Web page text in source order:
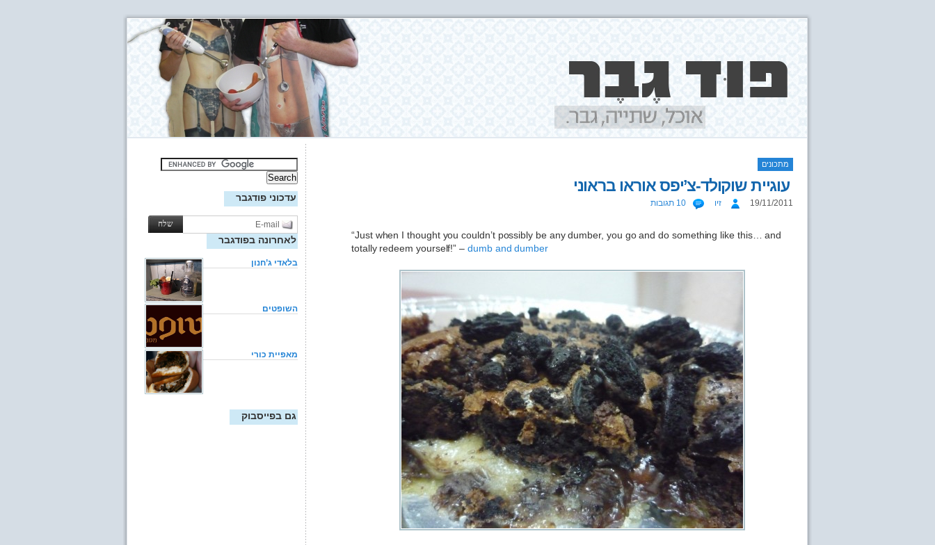
מתכונים
עוגיית שוקולד-צ’יפס אוראו בראוני
19/11/2011 זיו 10 תגובות
“Just when I thought you couldn’t possibly be any dumber, you go and do something like this… and
totally redeem yourself!” –dumb and dumber
עדכוני פודגבר
לאחרונה בפודגבר
בלאדי ג’חנון
השופטים
מאפיית כורי
גם בפייסבוק